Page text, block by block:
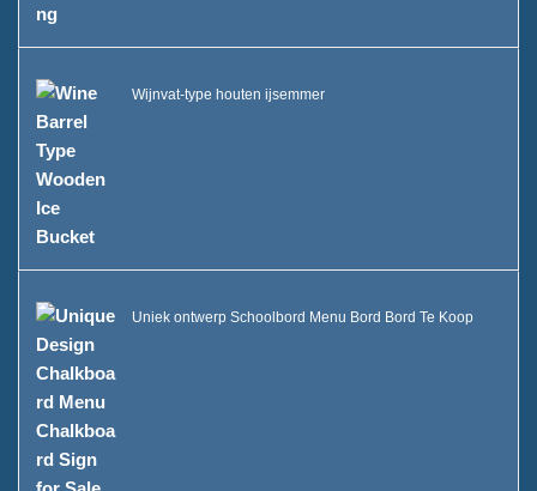
Wijnvat-type houten ijsemmer
Uniek ontwerp Schoolbord Menu Bord Bord Te Koop